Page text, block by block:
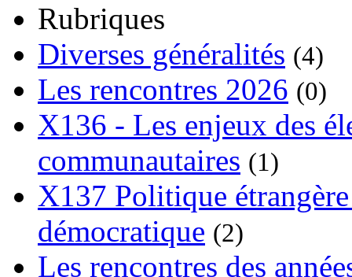
Rubriques
Diverses généralités (4)
Les rencontres 2026 (0)
X136 - Les enjeux des
communautaires (1)
X137 Politique
démocratique (2)
Les rencontres des